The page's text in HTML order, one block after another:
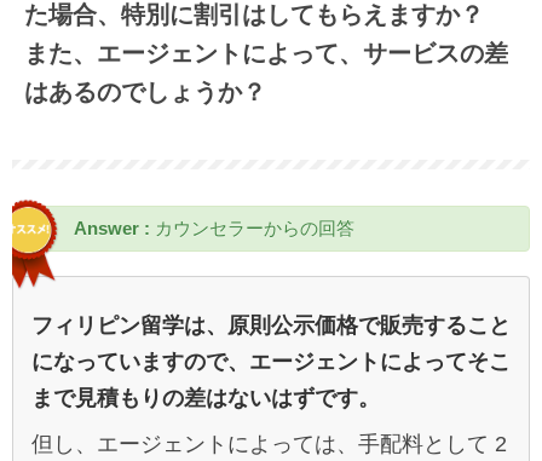
た場合、特別に割引はしてもらえますか？
また、エージェントによって、サービスの差
はあるのでしょうか？
Answer : カウンセラーからの回答
フィリピン留学は、原則公示価格で販売すること
になっていますので、エージェントによってそこ
まで見積もりの差はないはずです。
但し、エージェントによっては、手配料として 2